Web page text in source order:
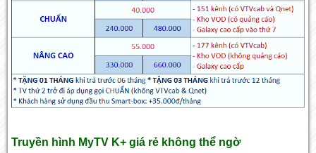
Truyền hình MyTV K+ giá rẻ không thể ngờ